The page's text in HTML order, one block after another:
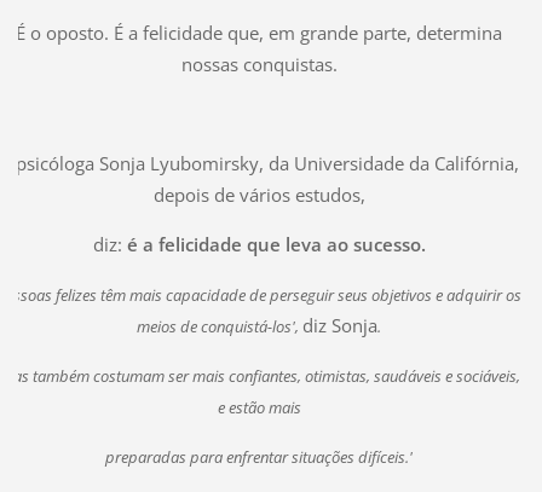
É o oposto. É a felicidade que, em grande parte, determina
nossas conquistas.
A psicóloga Sonja Lyubomirsky, da Universidade da Califórnia,
depois de vários estudos,
diz: é a felicidade que leva ao sucesso.
felizes têm mais capacidade de perseguir seus objetivos e adquirir os
meios de conquistá-los', diz Sonja.
também costumam ser mais confiantes, otimistas, saudáveis e sociáveis,
e estão mais
preparadas para enfrentar situações difíceis.'